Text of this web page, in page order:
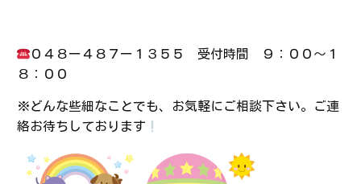
０４８ー４８７ー１３５５ 受付時間 ９：００～１
８：００
※どんな些細なことでも、お気軽にご相談下さい。ご連
絡お待ちしております